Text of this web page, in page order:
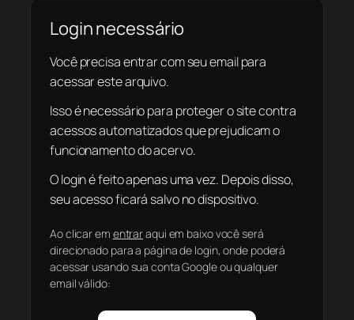
Login necessário
Você precisa entrar com seu email para
acessar este arquivo.
Isso é necessário para proteger o site contra
acessos automatizados que prejudicam o
funcionamento do acervo.
O login é feito apenas uma vez. Depois disso,
seu acesso ficará salvo no dispositivo.
Ao clicar em entraraqui em baixo você será
direcionado para a página de login, onde poderá
acessar usando sua conta Google ou qualquer
email válido: